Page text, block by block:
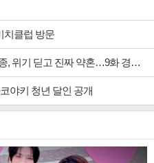
치클럽 방문
진짜 약혼…9화 경영권 사수 작전 예고
야키 청년 달인 공개